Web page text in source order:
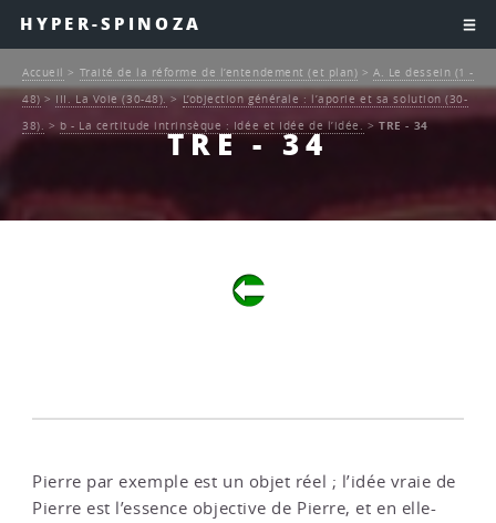
HYPER-SPINOZA
TRE - 34
Accueil > Traité de la réforme de l’entendement (et plan) >A. Le dessein (1 -
48)> III. La Voie (30-48).>L’objection générale : l’aporie et sa solution (30-
38). > b - La certitude intrinsèque : Idée et Idée de l’idée.>TRE - 34
Pierre par exemple est un objet réel ; l’idée vraie de
Pierre est l’essence objective de Pierre, et en elle-